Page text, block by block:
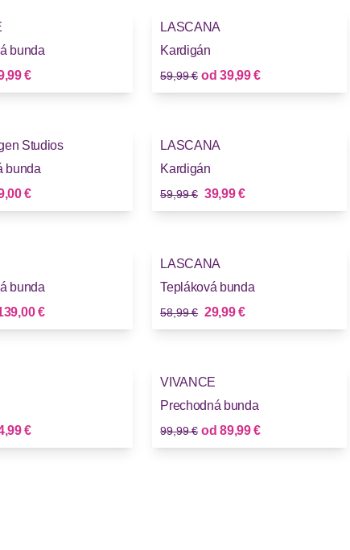
bunda
cena
€
LASCANA
Kardigán
Stará cena
59,99 € odNová cena
39,99 €
Studios
bunda
cena
€
LASCANA
Kardigán
Stará cena
59,99 € Nová cena
39,99 €
bunda
cena
€
LASCANA
Tepláková bunda
Stará cena
58,99 € Nová cena
29,99 €
cena
€
VIVANCE
Prechodná bunda
Stará cena
99,99 € odNová cena
89,99 €